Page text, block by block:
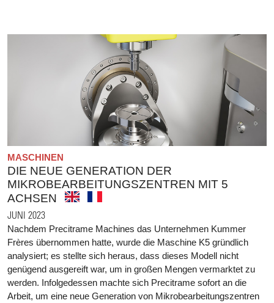
MASCHINEN
DIE NEUE GENERATION DER
MIKROBEARBEITUNGSZENTREN MIT 5
ACHSEN
JUNI 2023
Nachdem Precitrame Machines das Unternehmen Kummer
Frères übernommen hatte, wurde die Maschine K5 gründlich
analysiert; es stellte sich heraus, dass dieses Modell nicht
genügend ausgereift war, um in großen Mengen vermarktet zu
werden. Infolgedessen machte sich Precitrame sofort an die
Arbeit, um eine neue Generation von Mikrobearbeitungszentren